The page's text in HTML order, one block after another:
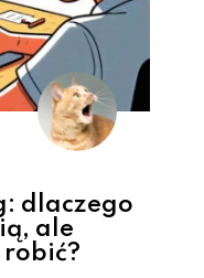
dlaczego
ale